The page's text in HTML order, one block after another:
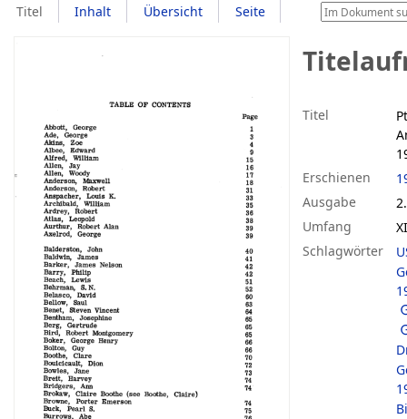
Titel Inhalt Übersicht Seite
Titel
Erschienen
Ausgabe
Umfang
Schlagwörter